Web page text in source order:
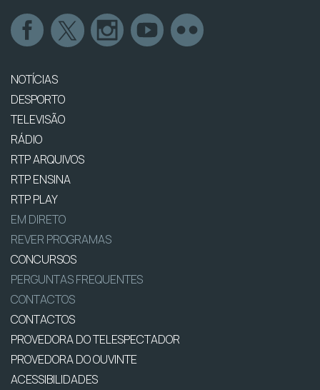
NOTÍCIAS
DESPORTO
TELEVISÃO
RÁDIO
RTP ARQUIVOS
RTP ENSINA
RTP PLAY
EM DIRETO
REVER PROGRAMAS
CONCURSOS
PERGUNTAS FREQUENTES
CONTACTOS
CONTACTOS
PROVEDORA DO TELESPECTADOR
PROVEDORA DO OUVINTE
ACESSIBILIDADES